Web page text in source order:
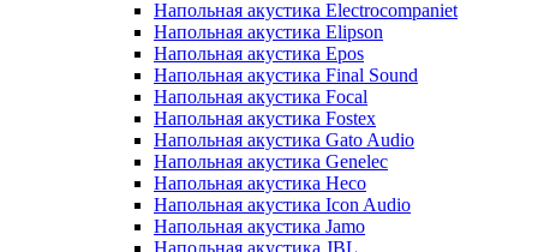
Напольная акустика Electrocompaniet
Напольная акустика Elipson
Напольная акустика Epos
Напольная акустика Final Sound
Напольная акустика Focal
Напольная акустика Fostex
Напольная акустика Gato Audio
Напольная акустика Genelec
Напольная акустика Heco
Напольная акустика Icon Audio
Напольная акустика Jamo